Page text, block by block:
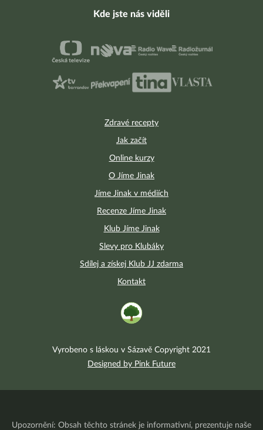
Zdravé recepty
Jak začít
Online kurzy
O Jíme Jinak
Jíme Jinak v médiích
Recenze Jíme Jinak
Klub Jíme Jinak
Slevy pro Klubáky
Sdílej a získej Klub JJ zdarma
Kontakt
Kde jste nás viděli
Vyrobeno s láskou v Sázavě Copyright 2021
Designed by Pink Future
Upozornění: Obsah těchto stránek je informativní, prezentuje naše